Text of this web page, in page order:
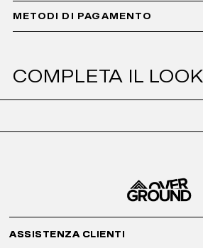
METODI DI PAGAMENTO
COMPLETA IL LOOK
ASSISTENZA CLIENTI